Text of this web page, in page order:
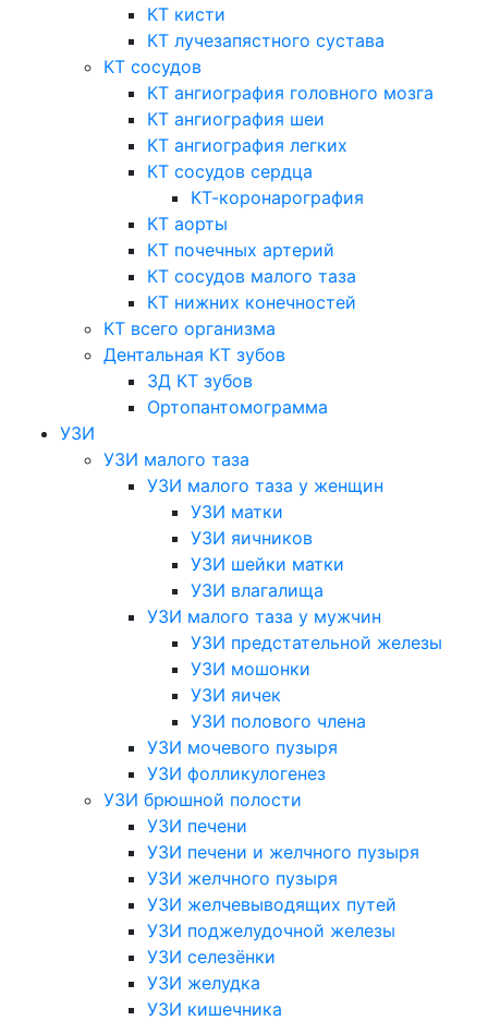
КТ кисти
КТ лучезапястного сустава
КТ сосудов
КТ ангиография головного мозга
КТ ангиография шеи
КТ ангиография легких
КТ сосудов сердца
КТ-коронарография
КТ аорты
КТ почечных артерий
КТ сосудов малого таза
КТ нижних конечностей
КТ всего организма
Дентальная КТ зубов
3Д КТ зубов
Ортопантомограмма
УЗИ
УЗИ малого таза
УЗИ малого таза у женщин
УЗИ матки
УЗИ яичников
УЗИ шейки матки
УЗИ влагалища
УЗИ малого таза у мужчин
УЗИ предстательной железы
УЗИ мошонки
УЗИ яичек
УЗИ полового члена
УЗИ мочевого пузыря
УЗИ фолликулогенез
УЗИ брюшной полости
УЗИ печени
УЗИ печени и желчного пузыря
УЗИ желчного пузыря
УЗИ желчевыводящих путей
УЗИ поджелудочной железы
УЗИ селезёнки
УЗИ желудка
УЗИ кишечника